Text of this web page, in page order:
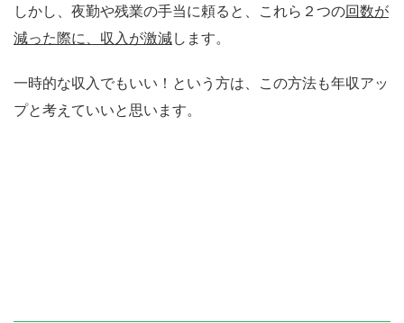
しかし、夜勤や残業の手当に頼ると、これら２つの回数が
減った際に、収入が激減します。
一時的な収入でもいい！という方は、この方法も年収アッ
プと考えていいと思います。